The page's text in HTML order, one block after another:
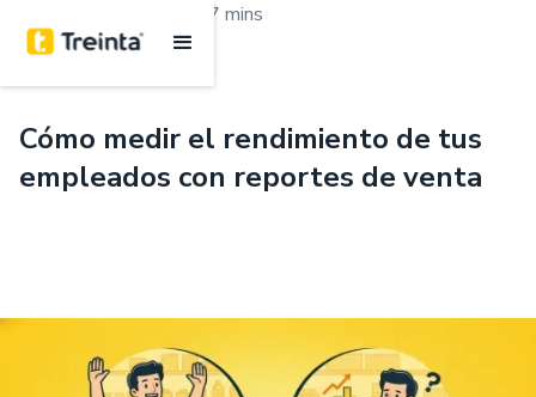
7 mins
Cómo medir el rendimiento de tus
empleados con reportes de venta